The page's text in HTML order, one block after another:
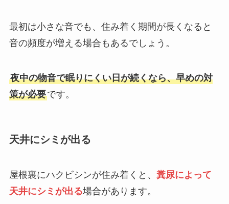
最初は小さな音でも、住み着く期間が長くなると
音の頻度が増える場合もあるでしょう。
夜中の物音で眠りにくい日が続くなら、早めの対
策が必要です。
天井にシミが出る
屋根裏にハクビシンが住み着くと、 糞尿によって
天井にシミが出る場合があります。